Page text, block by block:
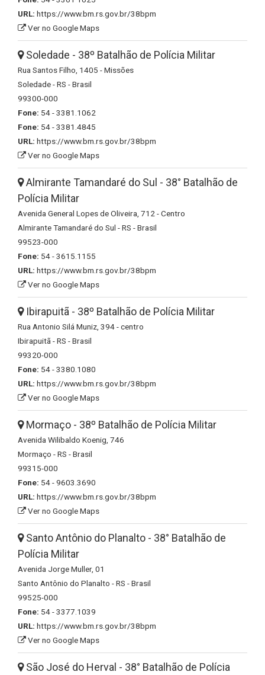
URL: https://www.bm.rs.gov.br/38bpm
Ver no Google Maps
Soledade - 38º Batalhão de Polícia Militar
Rua Santos Filho, 1405 - Missões
Soledade - RS - Brasil
99300-000
Fone: 54 - 3381.1062
Fone: 54 - 3381.4845
URL: https://www.bm.rs.gov.br/38bpm
Ver no Google Maps
Almirante Tamandaré do Sul - 38° Batalhão de
Polícia Militar
Avenida General Lopes de Oliveira, 712 - Centro
Almirante Tamandaré do Sul - RS - Brasil
99523-000
Fone: 54 - 3615.1155
URL: https://www.bm.rs.gov.br/38bpm
Ver no Google Maps
Ibirapuitã - 38º Batalhão de Polícia Militar
Rua Antonio Silá Muniz, 394 - centro
Ibirapuitã - RS - Brasil
99320-000
Fone: 54 - 3380.1080
URL: https://www.bm.rs.gov.br/38bpm
Ver no Google Maps
Mormaço - 38º Batalhão de Polícia Militar
Avenida Wilibaldo Koenig, 746
Mormaço - RS - Brasil
99315-000
Fone: 54 - 9603.3690
URL: https://www.bm.rs.gov.br/38bpm
Ver no Google Maps
Santo Antônio do Planalto - 38° Batalhão de
Polícia Militar
Avenida Jorge Muller, 01
Santo Antônio do Planalto - RS - Brasil
99525-000
Fone: 54 - 3377.1039
URL: https://www.bm.rs.gov.br/38bpm
Ver no Google Maps
São José do Herval - 38° Batalhão de Polícia